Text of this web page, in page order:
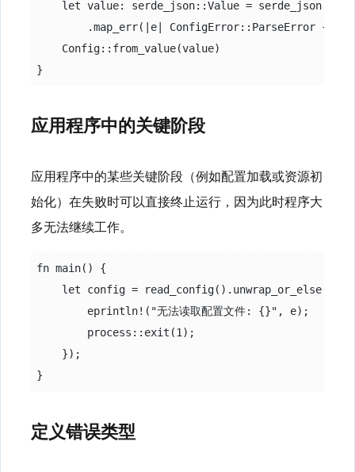
let value: serde_json::Value =
.map_err(|e| ConfigError::ParseError {
    Config::from_value(value)
应用程序中的关键阶段
应用程序中的某些关键阶段（例如配置加载或资源初
始化）在失败时可以直接终止运行，因为此时程序大
多无法继续工作。
fn main() {
let config = read_config().unwrap_or_else(|e|
        eprintln!("无法读取配置文件: {}", e);
        process::exit(1);
    });
定义错误类型